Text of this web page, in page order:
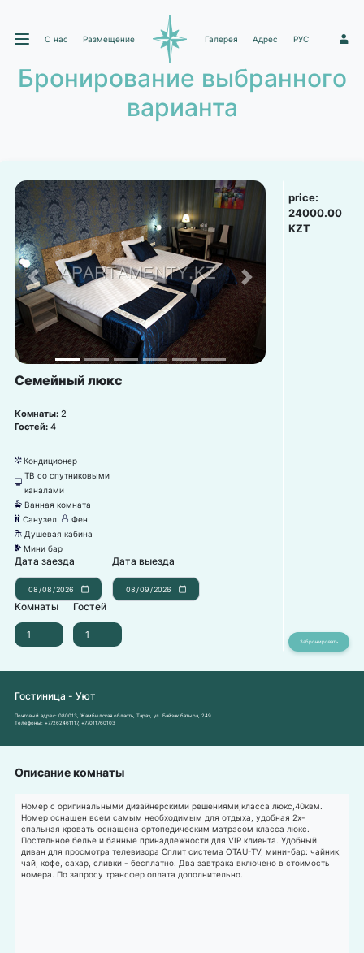
О нас Размещение Галерея Адрес РУС 1
Бронирование выбранного
варианта
Previous Next
Семейный люкс
Комнаты: 2
Гостей: 4
뀸 Кондиционер
넎
ТВ со спутниковыми
каналами
넸 Ванная комната
댃 Санузел 덶 Фен
댴 Душевая кабина
넕 Мини бар
Дата заезда Дата выезда
Комнаты Гостей
price:
24000.00
KZT
Гостиница - Уют
Почтовый адрес: 080013, Жамбылская область, Тараз, ул. Байзак батыра, 249
Телефоны: +77262461117, +77011760103
Описание комнаты